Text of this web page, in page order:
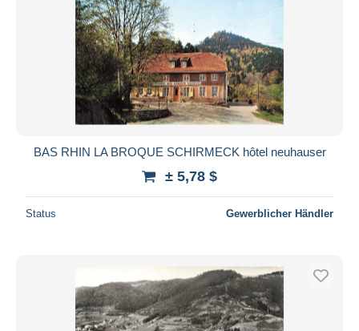
BAS RHIN LA BROQUE SCHIRMECK hôtel neuhauser
± 5,78 $
Status Gewerblicher Händler